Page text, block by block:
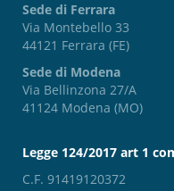
Sede di Ferrara
Via Montebello 33
44121 Ferrara (FE)
Sede di Modena
Via Bellinzona 27/A
41124 Modena (MO)
Legge 124/2017 art 1
C.F. 91419120372